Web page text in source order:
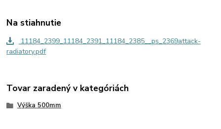
Na stiahnutie
11184_2399_11184_2391_11184_2385__ps_2369attack-
radiatory.pdf
Tovar zaradený v kategóriách
Výška 500mm